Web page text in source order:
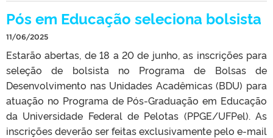
Pós em Educação seleciona bolsista
11/06/2025
Estarão abertas, de 18 a 20 de junho, as inscrições para
seleção de bolsista no Programa de Bolsas de
Desenvolvimento nas Unidades Acadêmicas (BDU) para
atuação no Programa de Pós-Graduação em Educação
da Universidade Federal de Pelotas (PPGE/UFPel). As
inscrições deverão ser feitas exclusivamente pelo e-mail